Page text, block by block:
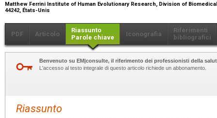
Matthew Ferrini Institute of Human Evolutionary Research, Division of
44242, États-Unis
PDF Articolo
Riassunto
Parole chiave
Iconografia
Riferimenti
bibliografici
Benvenuto su EM|consulte, il riferimento dei professionisti della
L'accesso al testo integrale di questo articolo richiede un abbonamento.
Riassunto